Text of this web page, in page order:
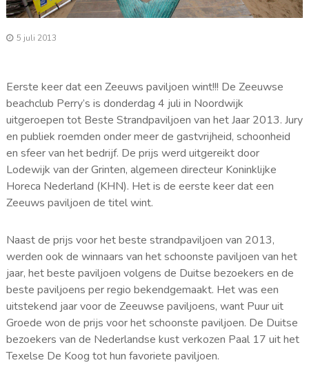
5 juli 2013
Eerste keer dat een Zeeuws paviljoen wint!!! De Zeeuwse
beachclub Perry’s is donderdag 4 juli in Noordwijk
uitgeroepen tot Beste Strandpaviljoen van het Jaar 2013. Jury
en publiek roemden onder meer de gastvrijheid, schoonheid
en sfeer van het bedrijf. De prijs werd uitgereikt door
Lodewijk van der Grinten, algemeen directeur Koninklijke
Horeca Nederland (KHN). Het is de eerste keer dat een
Zeeuws paviljoen de titel wint.
Naast de prijs voor het beste strandpaviljoen van 2013,
werden ook de winnaars van het schoonste paviljoen van het
jaar, het beste paviljoen volgens de Duitse bezoekers en de
beste paviljoens per regio bekendgemaakt. Het was een
uitstekend jaar voor de Zeeuwse paviljoens, want Puur uit
Groede won de prijs voor het schoonste paviljoen. De Duitse
bezoekers van de Nederlandse kust verkozen Paal 17 uit het
Texelse De Koog tot hun favoriete paviljoen.